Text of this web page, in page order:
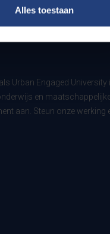
Alles toestaan
Urban Engaged
en
aan. Steun onze werking